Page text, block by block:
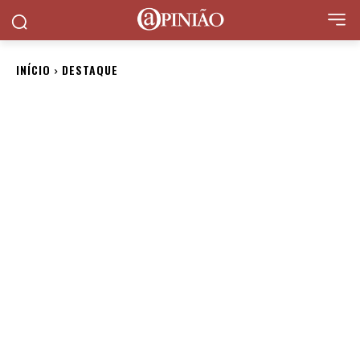
INÍCIO DESTAQUE